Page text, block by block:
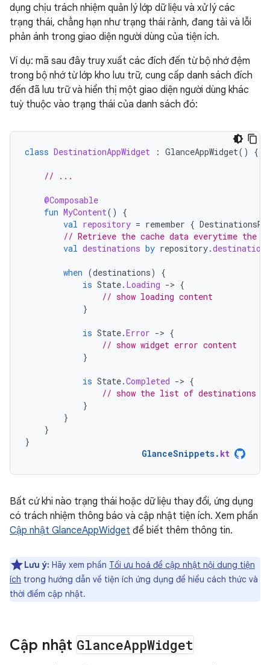
dụng chịu trách nhiệm quản lý lớp dữ liệu và xử lý các
trạng thái, chẳng hạn như trạng thái rảnh, đang tải và lỗi
phản ánh trong giao diện người dùng của tiện ích.
Ví dụ: mã sau đây truy xuất các đích đến từ bộ nhớ đệm
trong bộ nhớ từ lớp kho lưu trữ, cung cấp danh sách đích
đến đã lưu trữ và hiển thị một giao diện người dùng khác
tuỳ thuộc vào trạng thái của danh sách đó:
class DestinationAppWidget : GlanceAppWidget() {
// ...
@Composable
fun MyContent()
{
val repository = remember {
// Retrieve the cache data everytime the
val destinations by repository.destinations
when (destinations)
{
is State. Loading -> {
// show loading content
}
is State.Error -> {
// show widget error content
}
is State.Completed -> {
// show the list of destinations
}
}
}
}
GlanceSnippets. kt
Bất cứ khi nào trạng thái hoặc dữ liệu thay đổi, ứng dụng
có trách nhiệm thông báo và cập nhật tiện ích. Xem phần
Cập nhật GlanceAppWidget để biết thêm thông tin.
Lưu ý: Hãy xem phần Tối ưu hoá để cập nhật nội dung tiện
ích trong hướng dẫn về tiện ích ứng dụng để hiểu cách thức và
thời điểm cập nhật.
Cập nhật GlanceAppWidget